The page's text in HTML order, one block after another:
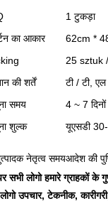
1 टुकड़ा
का आकार
62cm *
25 sztuk /
की शर्तें
टी / टी,
समय
4 ~ 7
शुल्क
यूएसडी
नेतृत्व समयआदेश की
सभी लोगो हमारे ग्राहकों
उपचार, टेकनीक,